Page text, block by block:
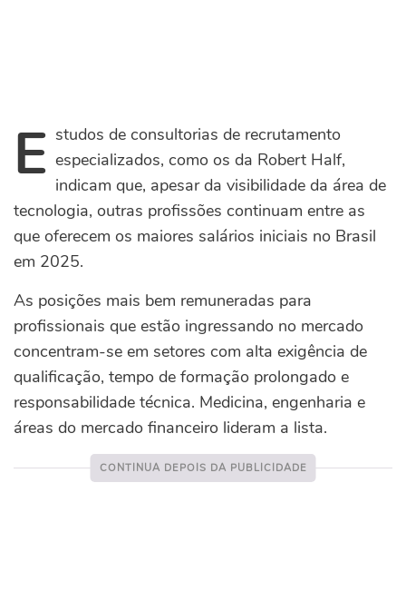
Estudos de consultorias de recrutamento
especializados, como os da Robert Half,
indicam que, apesar da visibilidade da área de
tecnologia, outras profissões continuam entre as
que oferecem os maiores salários iniciais no Brasil
em 2025.
As posições mais bem remuneradas para
profissionais que estão ingressando no mercado
concentram-se em setores com alta exigência de
qualificação, tempo de formação prolongado e
responsabilidade técnica. Medicina, engenharia e
áreas do mercado financeiro lideram a lista.